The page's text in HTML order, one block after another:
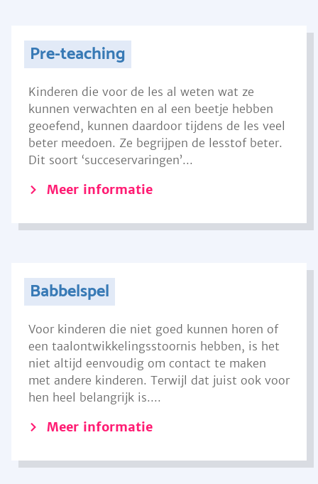
Pre-teaching
Kinderen die voor de les al weten wat ze
kunnen verwachten en al een beetje hebben
geoefend, kunnen daardoor tijdens de les veel
beter meedoen. Ze begrijpen de lesstof beter.
Dit soort ‘succeservaringen’...
Meer informatie
Babbelspel
Voor kinderen die niet goed kunnen horen of
een taalontwikkelingsstoornis hebben, is het
niet altijd eenvoudig om contact te maken
met andere kinderen. Terwijl dat juist ook voor
hen heel belangrijk is....
Meer informatie